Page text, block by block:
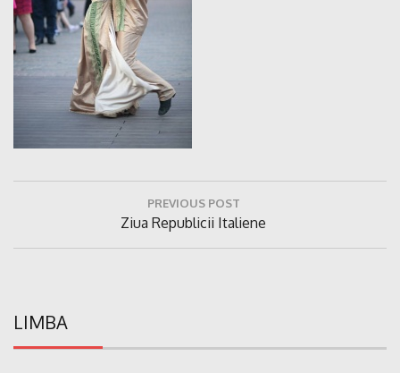
PREVIOUS POST
Previous
Post:
Ziua Republicii Italiene
LIMBA